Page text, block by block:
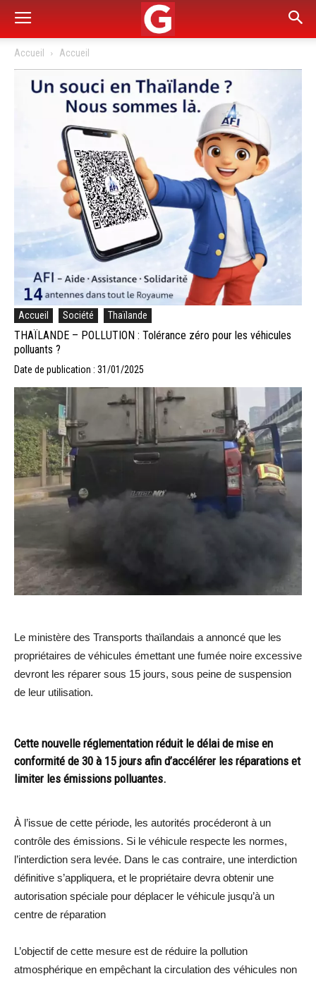
Accueil Accueil
Accueil Société Thaïlande
THAÏLANDE – POLLUTION : Tolérance zéro pour les véhicules
polluants ?
Date de publication : 31/01/2025
Le ministère des Transports thaïlandais a annoncé que les
propriétaires de véhicules émettant une fumée noire excessive
devront les réparer sous 15 jours, sous peine de suspension
de leur utilisation.
Cette nouvelle réglementation réduit le délai de mise en
conformité de 30 à 15 jours afin d’accélérer les réparations et
limiter les émissions polluantes.
À l’issue de cette période, les autorités procéderont à un
contrôle des émissions. Si le véhicule respecte les normes,
l’interdiction sera levée. Dans le cas contraire, une interdiction
définitive s’appliquera, et le propriétaire devra obtenir une
autorisation spéciale pour déplacer le véhicule jusqu’à un
centre de réparation
L’objectif de cette mesure est de réduire la pollution
atmosphérique en empêchant la circulation des véhicules non